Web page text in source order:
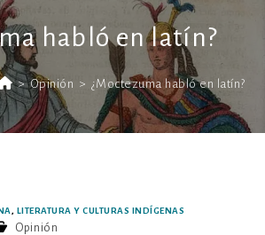
habló en latín?
> Opinión > ¿Moctezuma habló en latín?
, LITERATURA Y CULTURAS INDÍGENAS
Opinión